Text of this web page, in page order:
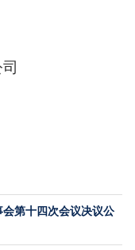
会第十四次会议决议公